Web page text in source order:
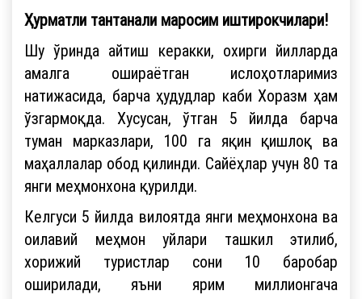
Ҳурматли тантанали маросим иштирокчилари!
Шу ўринда айтиш керакки, охирги йилларда
амалга ошираётган ислоҳотларимиз
натижасида, барча ҳудудлар каби Хоразм ҳам
ўзгармоқда. Хусусан, ўтган 5 йилда барча
туман марказлари, 100 га яқин қишлоқ ва
маҳаллалар обод қилинди. Сайёҳлар учун 80 та
янги меҳмонхона қурилди.
Келгуси 5 йилда вилоятда янги меҳмонхона ва
оилавий меҳмон уйлари ташкил этилиб,
хорижий туристлар сони 10 баробар
оширилади, яъни ярим миллионгача